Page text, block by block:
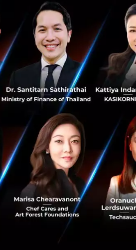
Azure มีการคิดค่าใช้จ่า
ไม่ได้ใช้งานก็ไม่ต้องจ่
Tire ในการใช้งานได้หล
มี Pricing calculator ให้
นอกจากเรื่องการอัปเดต
จริงๆ ก็มีอยู่หลายตัวนะ
หลักๆ เราใช้เครื่องมือใ
ระบบได้สะดวกมาก เพีย
สามารถสร้างโปรเจคท
(ปัจจุบัน Visual Studio